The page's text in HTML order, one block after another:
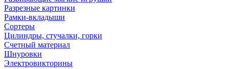
Разрезные картинки
Рамки-вкладыши
Сортеры
Цилиндры, стучалки, горки
Счетный материал
Шнуровки
Электровикторины